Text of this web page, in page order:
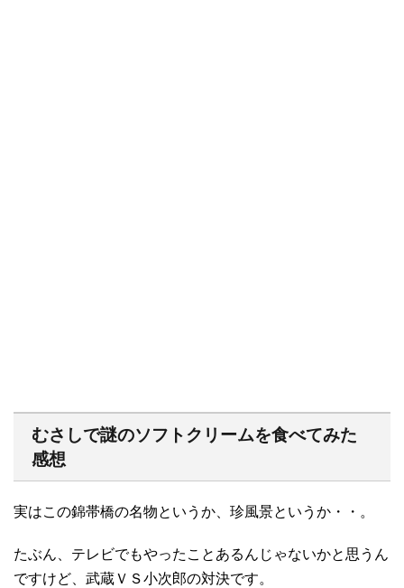
むさしで謎のソフトクリームを食べてみた
感想
実はこの錦帯橋の名物というか、珍風景というか・・。
たぶん、テレビでもやったことあるんじゃないかと思うん
ですけど、武蔵ＶＳ小次郎の対決です。